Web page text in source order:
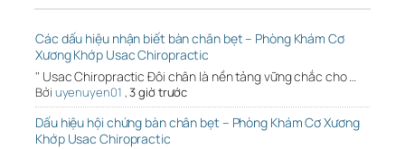
Các dấu hiệu nhận biết bàn chân bẹt – Phòng Khám Cơ
Xương Khớp Usac Chiropractic
" Usac Chiropractic Đôi chân là nền tảng vững chắc cho …
Bởi uyenuyen01 ,3 giờ trước
Dấu hiệu hội chứng bàn chân bẹt – Phòng Khám Cơ Xương
Khớp Usac Chiropractic